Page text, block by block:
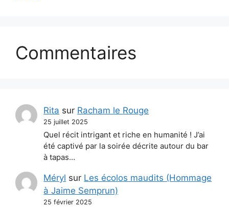
Commentaires
Rita sur Racham le Rouge
25 juillet 2025
Quel récit intrigant et riche en humanité ! J’ai
été captivé par la soirée décrite autour du bar
à tapas…
Méryl sur Les écolos maudits (Hommage
à Jaime Semprun)
25 février 2025